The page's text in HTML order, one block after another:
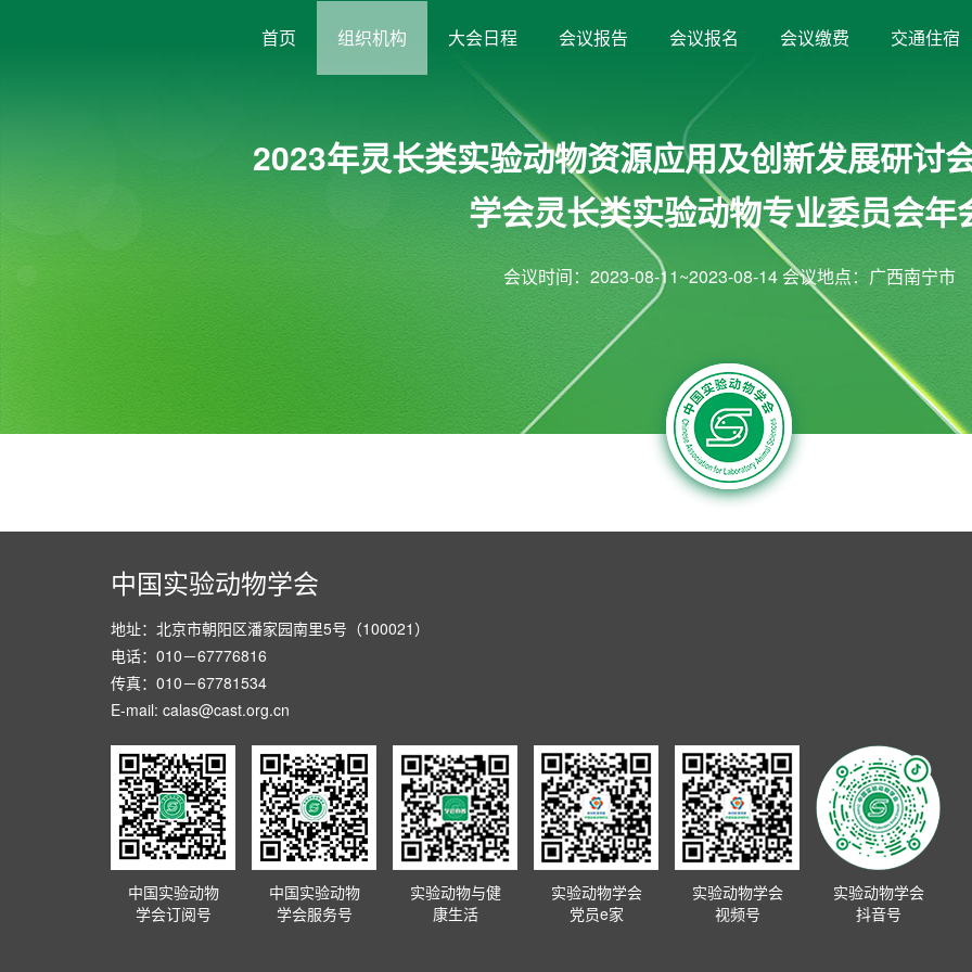
首页 组织机构 大会日程 会议报告 会议报名 会议缴费 交通住宿
2023年灵长类实验动物资源应用及创新发展研讨
学会灵长类实验动物专业委员会年
会议时间：2023-08-11~2023-08-14 会议地点：广西南宁市
中国实验动物学会
地址：北京市朝阳区潘家园南里5号（100021）
电话：010－67776816
传真：010－67781534
E-mail: calas@cast.org.cn
中国实验动物
学会订阅号
中国实验动物
学会服务号
实验动物与健
康生活
实验动物学会
党员e家
实验动物学会
视频号
实验动物学会
抖音号